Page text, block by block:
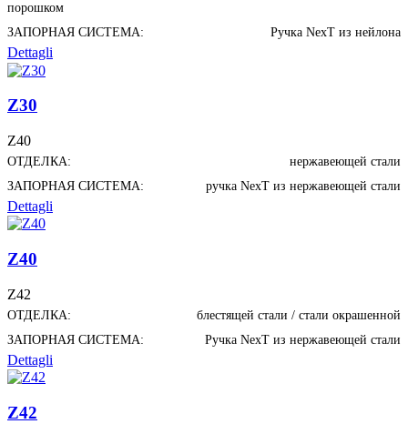
порошком
ЗАПОРНАЯ СИСТЕМА:
Ручка NexT из нейлона
Dettagli
Z30
Z40
ОТДЕЛКА:
нержавеющей стали
ЗАПОРНАЯ СИСТЕМА:
ручка NexT из нержавеющей стали
Dettagli
Z40
Z42
ОТДЕЛКА:
блестящей стали / стали окрашенной
ЗАПОРНАЯ СИСТЕМА:
Ручка NexT из нержавеющей стали
Dettagli
Z42